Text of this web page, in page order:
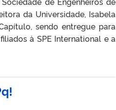
da Universidade, Isabela
sendo entregue para
à SPE International e a